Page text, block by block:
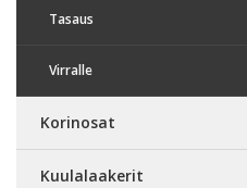
Tasaus
Virralle
Korinosat
Kuulalaakerit